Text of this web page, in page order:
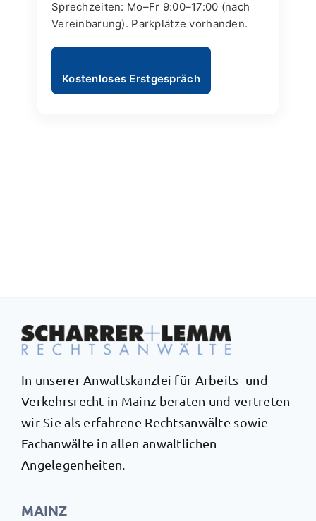
Sprechzeiten: Mo–Fr 9:00–17:00 (nach
Vereinbarung). Parkplätze vorhanden.
Kostenloses Erstgespräch
In unserer Anwaltskanzlei für Arbeits- und
Verkehrsrecht in Mainz beraten und vertreten
wir Sie als erfahrene Rechtsanwälte sowie
Fachanwälte in allen anwaltlichen
Angelegenheiten.
MAINZ